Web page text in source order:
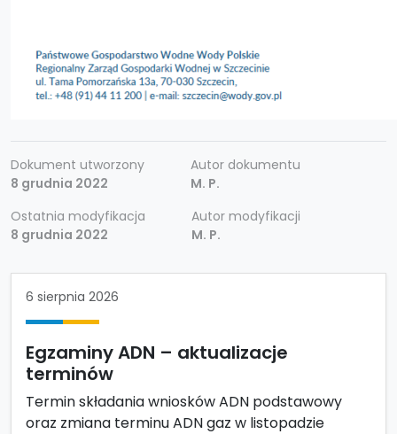
Dokument utworzony
8 grudnia 2022
Autor dokumentu
M. P.
Ostatnia modyfikacja
8 grudnia 2022
Autor modyfikacji
M. P.
6 sierpnia 2026
Egzaminy ADN – aktualizacje
terminów
Termin składania wniosków ADN podstawowy
oraz zmiana terminu ADN gaz w listopadzie